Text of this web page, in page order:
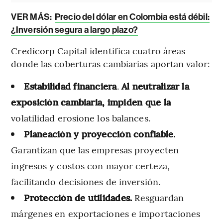
VER MÁS: Precio del dólar en Colombia está débil:
¿Inversión segura a largo plazo?
Credicorp Capital identifica cuatro áreas
donde las coberturas cambiarias aportan valor:
Estabilidad financiera.Al neutralizar la
exposición cambiaria, impiden que la
volatilidad erosione los balances.
Planeación y proyección confiable.
Garantizan que las empresas proyecten
ingresos y costos con mayor certeza,
facilitando decisiones de inversión.
Protección de utilidades. Resguardan
márgenes en exportaciones e importaciones